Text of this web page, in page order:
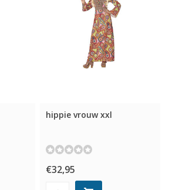
hippie vrouw xxl
€32,95